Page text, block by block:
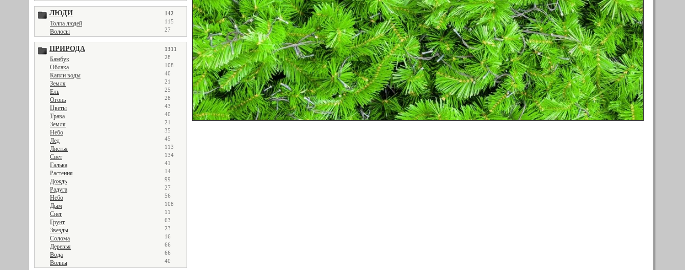
ЛЮДИ 142
Толпа людей 115
Волосы 27
ПРИРОДА 1311
Бамбук 28
Облака 108
Капли воды 40
Земля 21
Ель 25
Огонь 28
Цветы 43
Трава 40
Земля 21
Небо 35
Лед 45
Листья 113
Свет 134
Галька 41
Растения 14
Дождь 99
Радуга 27
Небо 56
Дым 108
Снег 11
Грунт 63
Звезды 23
Солома 16
Деревья 66
Вода 66
Волны 40